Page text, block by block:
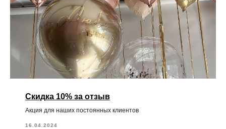
Скидка 10% за отзыв
Акция для наших постоянных клиентов
16.04.2024